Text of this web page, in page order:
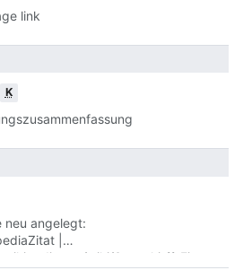
link
K
neu angelegt:
|
wiki/Synechie}} Eine